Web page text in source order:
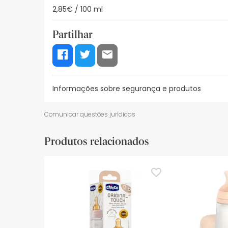
2,85€ / 100 ml
Partilhar
Informações sobre segurança e produtos
Recursos de segurança visual
De momento, não dispomos de imagens de
sobre segurança, não hesites em contactar-
Comunicar questões jurídicas
Produtos relacionados